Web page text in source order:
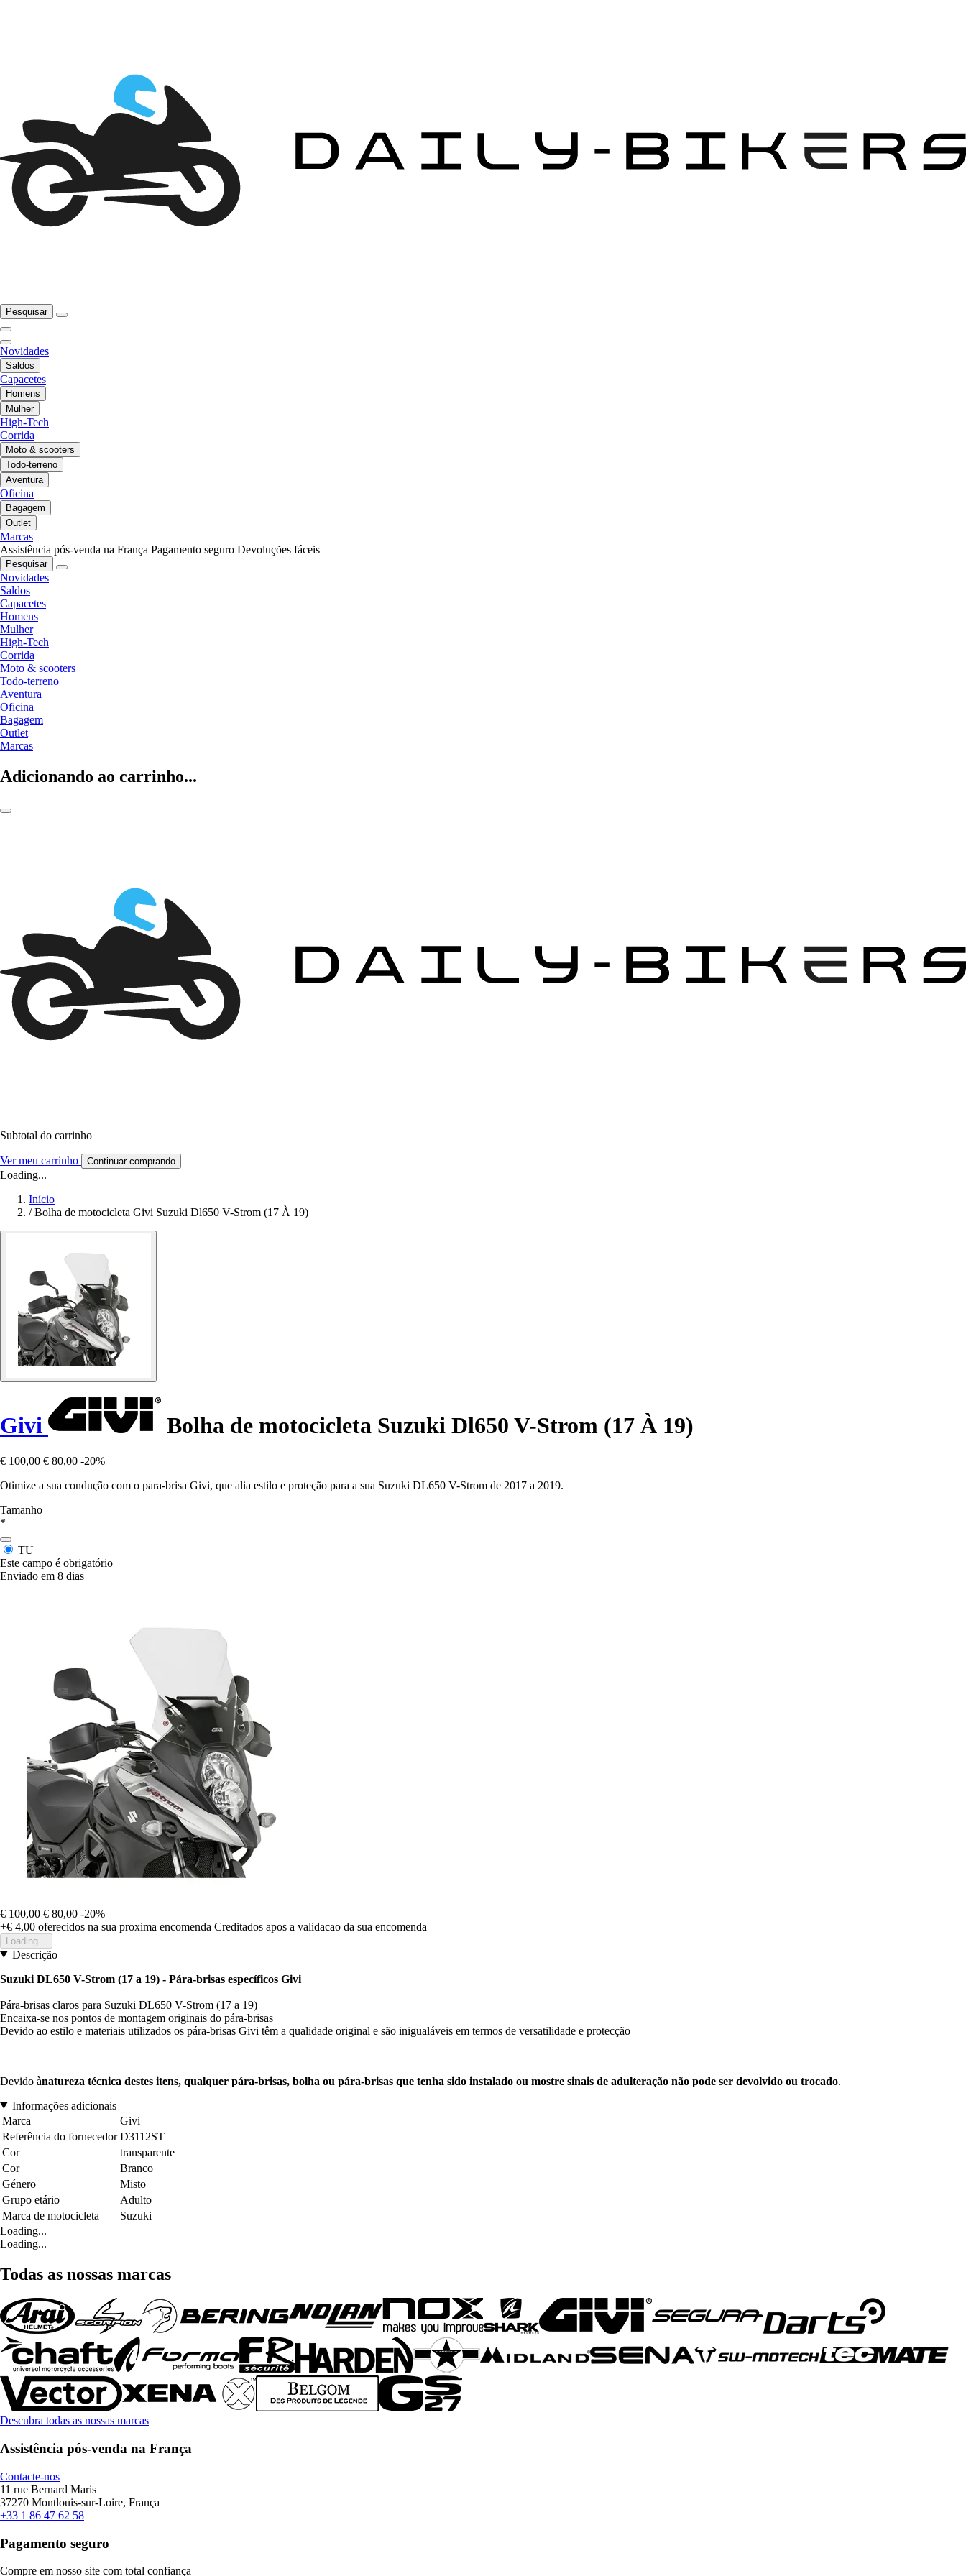
Pesquisar
Novidades
Saldos
Capacetes
Homens
Mulher
High-Tech
Corrida
Moto & scooters
Todo-terreno
Aventura
Oficina
Bagagem
Outlet
Marcas
Assistência pós-venda na França Pagamento seguro Devoluções fáceis
Pesquisar
Novidades
Saldos
Capacetes
Homens
Mulher
High-Tech
Corrida
Moto & scooters
Todo-terreno
Aventura
Oficina
Bagagem
Outlet
Marcas
Adicionando ao carrinho...
Subtotal do carrinho
Ver meu carrinho Continuar comprando
Loading...
Início
/ Bolha de motocicleta Givi Suzuki Dl650 V-Strom (17 À 19)
Givi Bolha de motocicleta Suzuki Dl650 V-Strom (17 À 19)
€ 100,00 € 80,00 -20%
Otimize a sua condução com o para-brisa Givi, que alia estilo e proteção para a sua Suzuki DL650 V-Strom de 2017 a 2019.
Tamanho
*
TU
Este campo é obrigatório
Enviado em 8 dias
€ 100,00 € 80,00 -20%
+€ 4,00 oferecidos na sua proxima encomenda Creditados apos a validacao da sua encomenda
Loading...
Descrição
Suzuki DL650 V-Strom (17 a 19) - Pára-brisas específicos Givi
Pára-brisas claros para Suzuki DL650 V-Strom (17 a 19)
Encaixa-se nos pontos de montagem originais do pára-brisas
Devido ao estilo e materiais utilizados os pára-brisas Givi têm a qualidade original e são inigualáveis em termos de versatilidade e protecção
Devido ànatureza técnica destes itens, qualquer pára-brisas, bolha ou pára-brisas que tenha sido instalado ou mostre sinais de adulteração não pode ser devolvido ou trocado.
Informações adicionais
Marca
Givi
Referência do fornecedor D3112ST
Cor
transparente
Cor
Branco
Género
Misto
Grupo etário
Adulto
Marca de motocicleta
Suzuki
Loading...
Loading...
Todas as nossas marcas
Descubra todas as nossas marcas
Assistência pós-venda na França
Contacte-nos
11 rue Bernard Maris
37270 Montlouis-sur-Loire, França
+33 1 86 47 62 58
Pagamento seguro
Compre em nosso site com total confiança